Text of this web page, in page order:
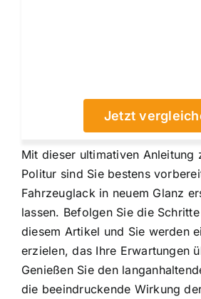
Jetzt
Mit dieser ultimativen Anleitung
Politur sind Sie bestens
Fahrzeuglack in neuem Glanz
lassen. Befolgen Sie die
diesem Artikel und Sie werden
erzielen, das Ihre Erwartungen
Genießen Sie den
die beeindruckende Wirkung